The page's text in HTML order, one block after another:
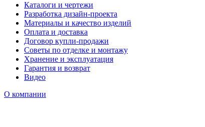
Каталоги и чертежи
Разработка дизайн-проекта
Материалы и качество изделий
Оплата и доставка
Договор купли-продажи
Советы по отделке и монтажу
Хранение и эксплуатация
Гарантия и возврат
Видео
О компании